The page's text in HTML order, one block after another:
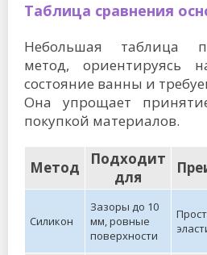
Таблица сравнения
Небольшая таблица
метод, ориентируясь
состояние ванны и
Она упрощает
покупкой материалов.
Метод
Подходит
для
Силикон
Зазоры до 10
мм, ровные
поверхности